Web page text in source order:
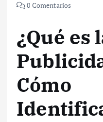
0 Comentarios
¿Qué es
Cómo